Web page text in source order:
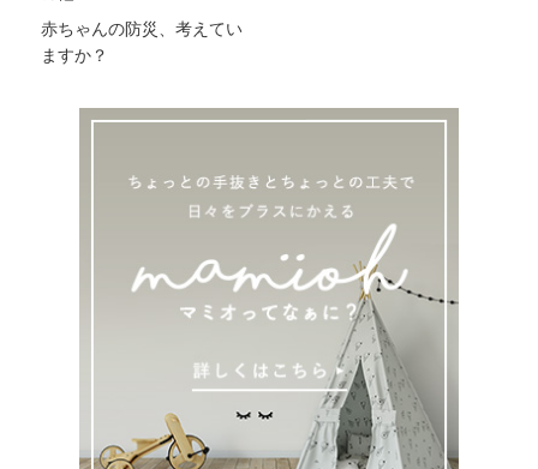
赤ちゃんの防災、考えてい
ますか？